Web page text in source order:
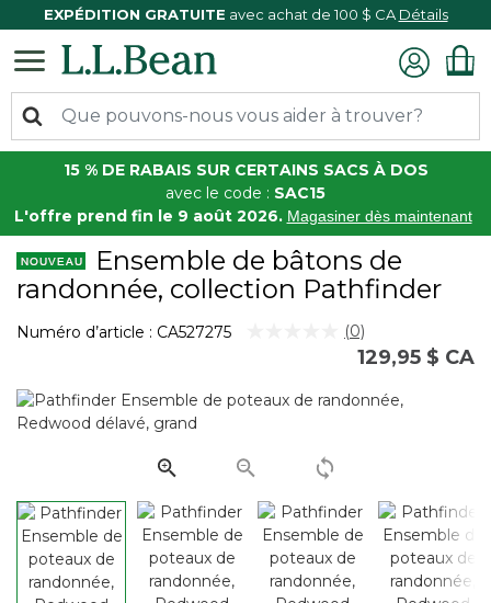
EXPÉDITION GRATUITE avec achat de 100 $ CA Détails
15 % DE RABAIS SUR CERTAINS SACS À DOS
avec le code : SAC15
L'offre prend fin le 9 août 2026. Magasiner dès maintenant
Ensemble de bâtons de
randonnée, collection Pathfinder
Numéro d’article : CA527275 3,9 sur 5 Évaluation des clients
Aucune
cote
ce
produit.
page.
(0)
129,95 $ CA